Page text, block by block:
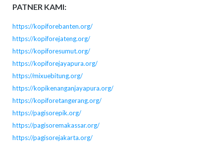
PATNER KAMI:
https://kopiforebanten.org/
https://kopiforejateng.org/
https://kopiforesumut.org/
https://kopiforejayapura.org/
https://mixuebitung.org/
https://kopikenanganjayapura.org/
https://kopiforetangerang.org/
https://pagisorepik.org/
https://pagisoremakassar.org/
https://pagisorejakarta.org/